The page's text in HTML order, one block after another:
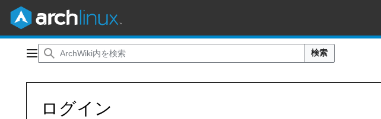
メインメニュー 検索
ログイン